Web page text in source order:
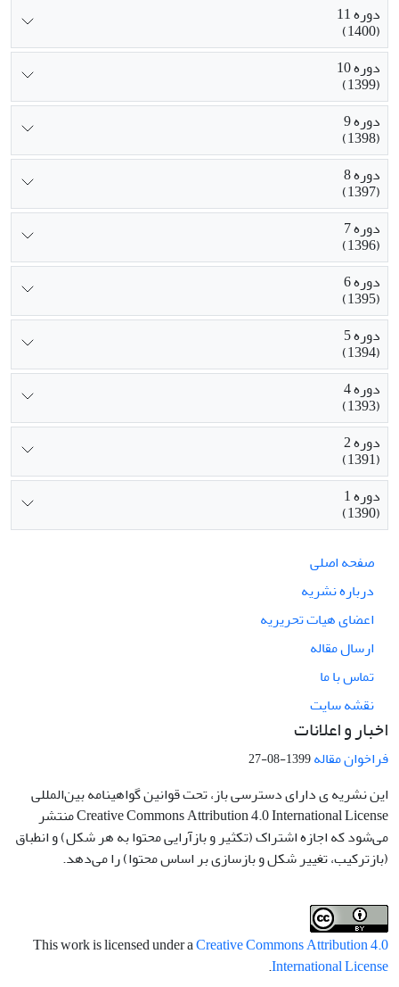
دوره 11
(1400)
دوره 10
(1399)
دوره 9
(1398)
دوره 8
(1397)
دوره 7
(1396)
دوره 6
(1395)
دوره 5
(1394)
دوره 4
(1393)
دوره 2
(1391)
دوره 1
(1390)
صفحه اصلی
درباره نشریه
اعضای هیات تحریریه
ارسال مقاله
تماس با ما
نقشه سایت
اخبار و اعلانات
فراخوان مقاله1399-08-27
این نشریه ی دارای دسترسی باز، تحت قوانین گواهینامه بین‌المللی
Creative Commons Attribution 4.0 International License منتشر
می‌شود که اجازه اشتراک (تکثیر و بازآرایی محتوا به هر شکل) و انطباق
(بازترکیب، تغییر شکل و بازسازی بر اساس محتوا) را می‌دهد.
This work is licensed under aCreative Commons Attribution 4.0
International License
.